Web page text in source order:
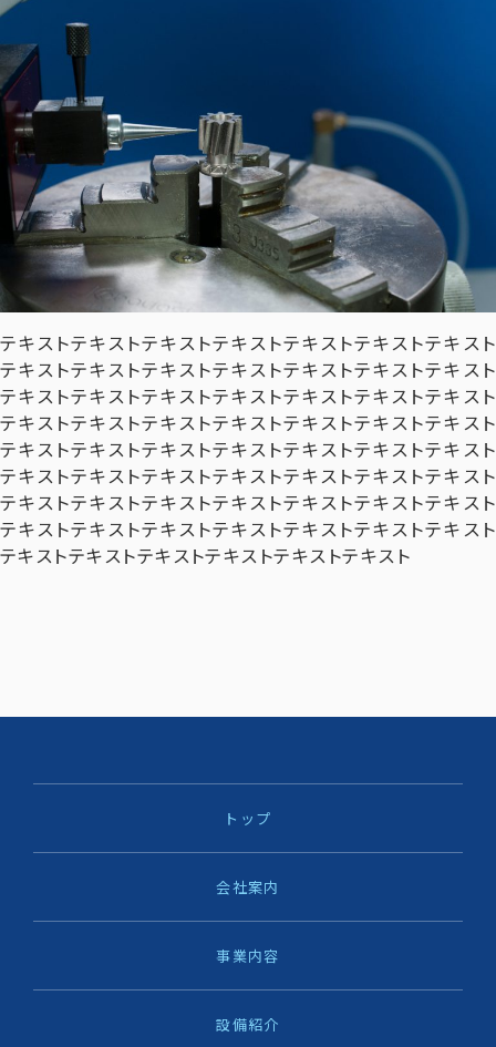
テキストテキストテキストテキストテキストテキストテキスト
テキストテキストテキストテキストテキストテキストテキスト
テキストテキストテキストテキストテキストテキストテキスト
テキストテキストテキストテキストテキストテキストテキスト
テキストテキストテキストテキストテキストテキストテキスト
テキストテキストテキストテキストテキストテキストテキスト
テキストテキストテキストテキストテキストテキストテキスト
テキストテキストテキストテキストテキストテキストテキスト
テキストテキストテキストテキストテキストテキスト
トップ
会社案内
事業内容
設備紹介